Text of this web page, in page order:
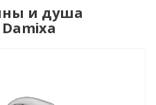
и душа
Damixa